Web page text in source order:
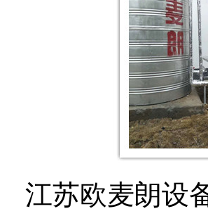
江苏欧麦朗设